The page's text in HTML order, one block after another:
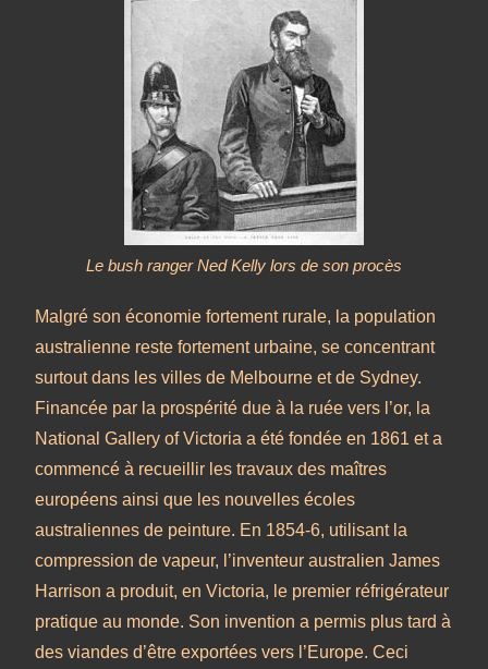
Le bush ranger Ned Kelly lors de son procès
Malgré son économie fortement rurale, la population
australienne reste fortement urbaine, se concentrant
surtout dans les villes de Melbourne et de Sydney.
Financée par la prospérité due à la ruée vers l’or, la
National Gallery of Victoria a été fondée en 1861 et a
commencé à recueillir les travaux des maîtres
européens ainsi que les nouvelles écoles
australiennes de peinture. En 1854-6, utilisant la
compression de vapeur, l’inventeur australien James
Harrison a produit, en Victoria, le premier réfrigérateur
pratique au monde. Son invention a permis plus tard à
des viandes d’être exportées vers l’Europe. Ceci